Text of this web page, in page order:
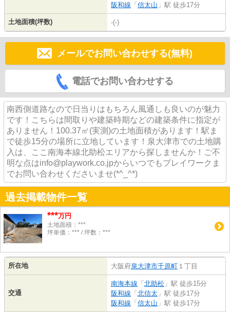
阪和線 「 信太山 」駅 徒歩17分
土地面積(坪数) -(-)
メールでお問い合わせする(無料)
電話でお問い合わせする
南西側道路なので日当りはもちろん風通しも良いのが魅力
です！こちらは間取りや建築時期などの建築条件に指定が
ありません！100.37㎡(実測)の土地面積があります！駅ま
で徒歩15分の場所に立地しています！泉大津市での土地購
入は、ここ南海本線北助松エリアから探しませんか！ご不
明な点はinfo@playwork.co.jpからいつでもプレイワークま
でお問い合わせくださいませ(*^_^*)
過去掲載物件一覧
***万円
土地面積：***
坪単価：*** / 坪数：***
所在地 大阪府泉大津市千原町 １丁目
交通
南海本線 「 北助松 」駅 徒歩15分
阪和線 「 北信太 」駅 徒歩17分
阪和線 「 信太山 」駅 徒歩17分